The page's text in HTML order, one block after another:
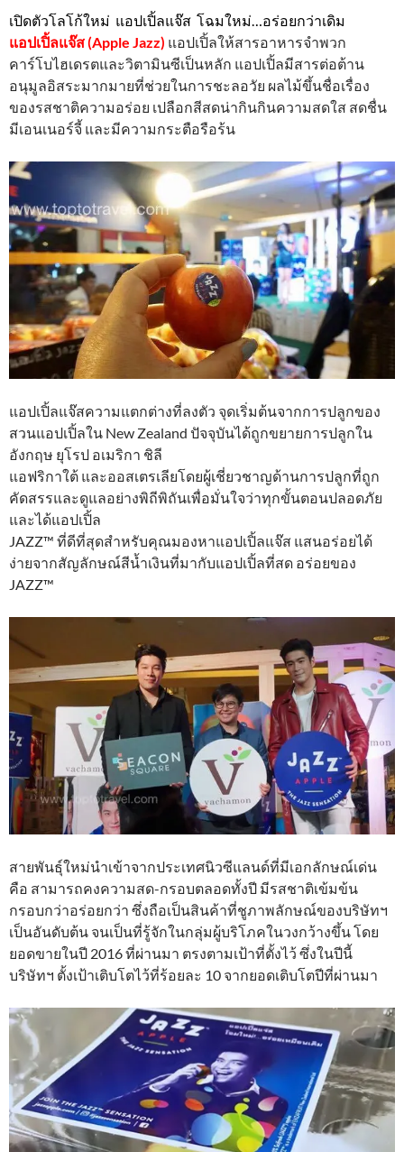
เปิดตัวโลโก้ใหม่ แอปเปิ้ลแจ๊ส โฉมใหม่…อร่อยกว่าเดิม
แอปเปิ้ลแจ๊ส (Apple Jazz) แอปเปิ้ลให้สารอาหารจำพวก
คาร์โบไฮเดรตและวิตามินซีเป็นหลัก แอปเปิ้ลมีสารต่อต้าน
อนุมูลอิสระมากมายที่ช่วยในการชะลอวัย ผลไม้ขึ้นชื่อเรื่อง
ของรสชาติความอร่อย เปลือกสีสดน่ากินกินความสดใส สดชื่น
มีเอนเนอร์จี้ และมีความกระตือรือร้น
แอปเปิ้ลแจ๊สความแตกต่างที่ลงตัว จุดเริ่มต้นจากการปลูกของ
สวนแอปเปิ้ลใน New Zealand ปัจจุบันได้ถูกขยายการปลูกใน
อังกฤษ ยุโรป อเมริกา ชิลี
แอฟริกาใต้ และออสเตรเลียโดยผู้เชี่ยวชาญด้านการปลูกที่ถูก
คัดสรรและดูแลอย่างพิถีพิถันเพื่อมั่นใจว่าทุกขั้นตอนปลอดภัย
และได้แอปเปิ้ล
JAZZ™ ที่ดีที่สุดสำหรับคุณมองหาแอปเปิ้ลแจ๊ส แสนอร่อยได้
ง่ายจากสัญลักษณ์สีน้ำเงินที่มากับแอปเปิ้ลที่สด อร่อยของ
JAZZ™
สายพันธุ์ใหม่นำเข้าจากประเทศนิวซีแลนด์ที่มีเอกลักษณ์เด่น
คือ สามารถคงความสด-กรอบตลอดทั้งปี มีรสชาติเข้มข้น
กรอบกว่าอร่อยกว่า ซึ่งถือเป็นสินค้าที่ชูภาพลักษณ์ของบริษัทฯ
เป็นอันดับต้น จนเป็นที่รู้จักในกลุ่มผู้บริโภคในวงกว้างขึ้น โดย
ยอดขายในปี 2016 ที่ผ่านมา ตรงตามเป้าที่ตั้งไว้ ซึ่งในปีนี้
บริษัทฯ ตั้งเป้าเติบโตไว้ที่ร้อยละ 10 จากยอดเติบโตปีที่ผ่านมา